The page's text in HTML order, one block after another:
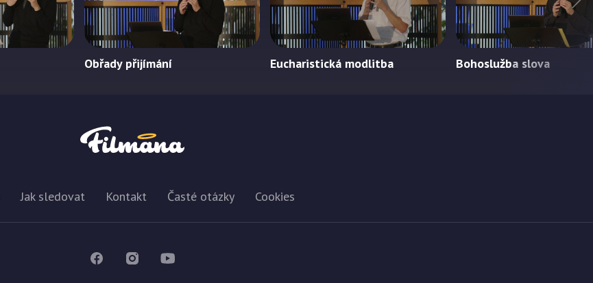
Obřady přijímání Eucharistická modlitba Bohoslužba slova
Jak sledovat Kontakt Časté otázky Cookies